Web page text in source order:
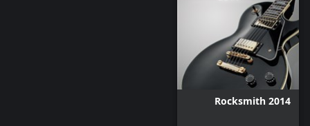
Rocksmith 2014